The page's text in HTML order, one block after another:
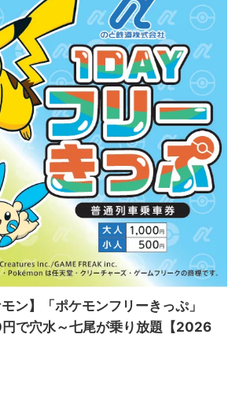
ン】「ポケモンフリーきっぷ」
で穴水～七尾が乗り放題【2026